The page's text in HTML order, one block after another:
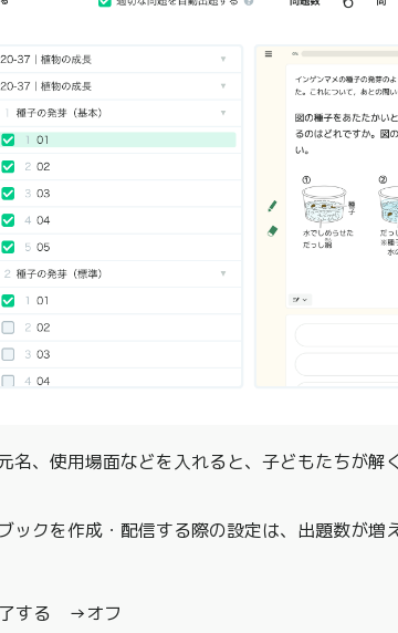
名、使用場面などを入れると、子どもたちが解
ックを作成・配信する際の設定は、出題数が増
了する →オフ